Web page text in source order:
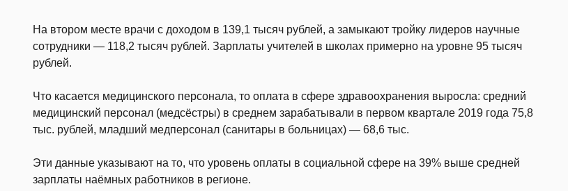
На втором месте врачи с доходом в 139,1 тысяч рублей, а замыкают тройку лидеров научные
сотрудники — 118,2 тысяч рублей. Зарплаты учителей в школах примерно на уровне 95 тысяч
рублей.
Что касается медицинского персонала, то оплата в сфере здравоохранения выросла: средний
медицинский персонал (медсёстры) в среднем зарабатывали в первом квартале 2019 года 75,8
тыс. рублей, младший медперсонал (санитары в больницах) — 68,6 тыс.
Эти данные указывают на то, что уровень оплаты в социальной сфере на 39% выше средней
зарплаты наёмных работников в регионе.